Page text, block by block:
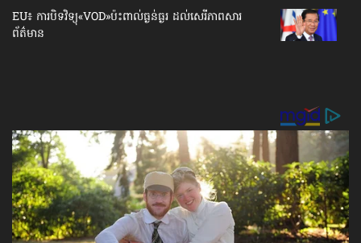
EU៖ ការបិទវិទ្យុ«VOD»ប៉ះពាល់ធ្ងន់ធ្ងរ ដល់សេរីភាព​សារ
ព័ត៌មាន